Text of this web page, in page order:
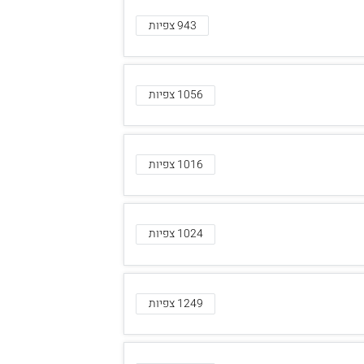
943 צפיות
1056 צפיות
1016 צפיות
1024 צפיות
1249 צפיות